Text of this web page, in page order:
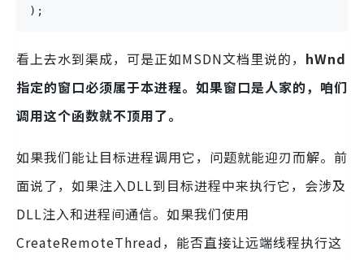
);
看上去水到渠成，可是正如MSDN文档里说的， hWnd
指定的窗口必须属于本进程。如果窗口是人家的，咱们
调用这个函数就不顶用了。
如果我们能让目标进程调用它，问题就能迎刃而解。前
面说了，如果注入DLL到目标进程中来执行它，会涉及
DLL注入和进程间通信。如果我们使用
CreateRemoteThread，能否直接让远端线程执行这